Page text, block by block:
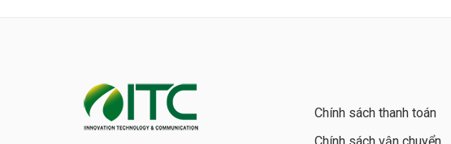
Chính sách thanh toán